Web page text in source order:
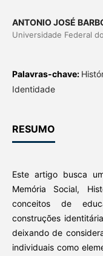
ANTONIO JOSÉ
Universidade Federal
Palavras-chave:
Identidade
RESUMO
Este artigo busca
Memória Social,
conceitos de
construções
deixando de
individuais como